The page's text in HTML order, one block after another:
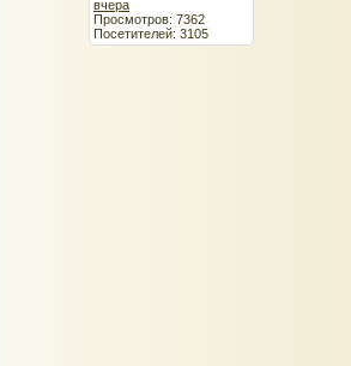
вчера
Просмотров: 7362
Посетителей: 3105